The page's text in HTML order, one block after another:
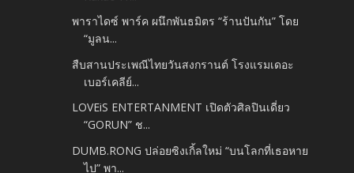
พาราไดซ์ พาร์ค ผนึกพันธมิตร “ร้านปันกัน” โดย
“มูลน...
สืบสานประเพณีไทยวันสงกรานต์ โรงแรมเดอะ
เบอร์เคลีย์...
LOVEiS ENTERTANMENT เปิดตัวศิลปินเดี่ยว
“GORUN” ช...
DUMB.RONG ปล่อยซิงเกิ้ลใหม่ “บนโลกที่เธอหาย
ไป” พา...